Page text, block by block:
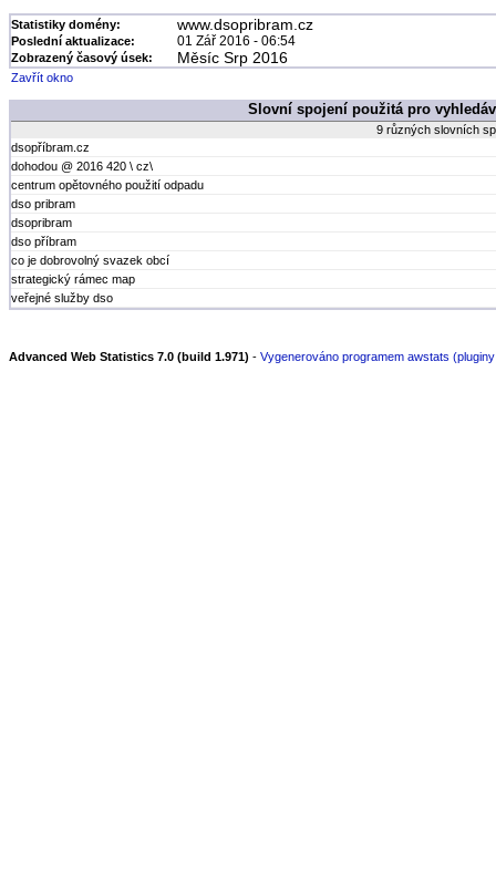
Statistiky domény: www.dsopribram.cz
Poslední aktualizace: 01 Zář 2016 - 06:54
Zobrazený časový úsek: Měsíc Srp 2016
Zavřít okno
Slovní spojení použitá pro
9 různých slovních
dsopříbram.cz
dohodou @ 2016 420 \ cz\
centrum opětovného použití odpadu
dso pribram
dsopribram
dso příbram
co je dobrovolný svazek obcí
strategický rámec map
veřejné služby dso
Advanced Web Statistics 7.0 (build 1.971) - Vygenerováno programem awstats